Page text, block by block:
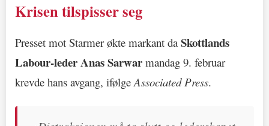
Krisen tilspisser seg
Presset mot Starmer økte markant daSkottlands
Labour-leder Anas Sarwar mandag 9. februar
krevde hans avgang, ifølge Associated Press.